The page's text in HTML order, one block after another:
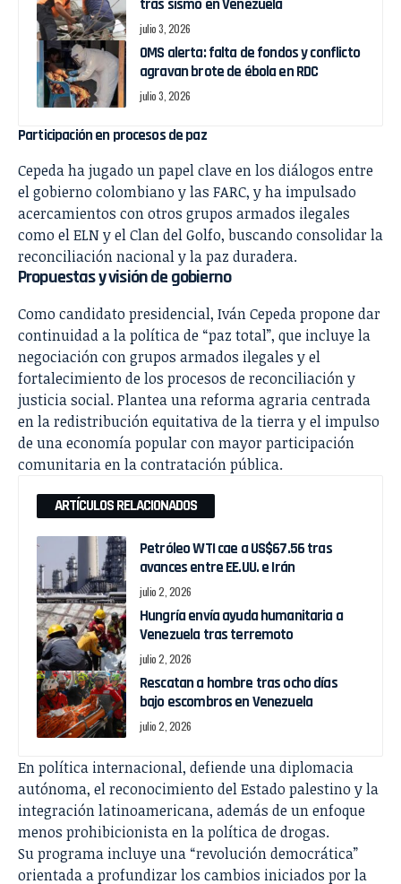
tras sismo en Venezuela
julio 3, 2026
OMS alerta: falta de fondos y conflicto
agravan brote de ébola en RDC
julio 3, 2026
Participación en procesos de paz
Cepeda ha jugado un papel clave en los diálogos entre
el gobierno colombiano y las FARC, y ha impulsado
acercamientos con otros grupos armados ilegales
como el ELN y el Clan del Golfo, buscando consolidar la
reconciliación nacional y la paz duradera.
Propuestas y visión de gobierno
Como candidato presidencial, Iván Cepeda propone dar
continuidad a la política de “paz total”, que incluye la
negociación con grupos armados ilegales y el
fortalecimiento de los procesos de reconciliación y
justicia social. Plantea una reforma agraria centrada
en la redistribución equitativa de la tierra y el impulso
de una economía popular con mayor participación
comunitaria en la contratación pública.
ARTÍCULOS RELACIONADOS
Petróleo WTI cae a US$67.56 tras
avances entre EE.UU. e Irán
julio 2, 2026
Hungría envía ayuda humanitaria a
Venezuela tras terremoto
julio 2, 2026
Rescatan a hombre tras ocho días
bajo escombros en Venezuela
julio 2, 2026
En política internacional, defiende una diplomacia
autónoma, el reconocimiento del Estado palestino y la
integración latinoamericana, además de un enfoque
menos prohibicionista en la política de drogas.
Su programa incluye una “revolución democrática”
orientada a profundizar los cambios iniciados por la